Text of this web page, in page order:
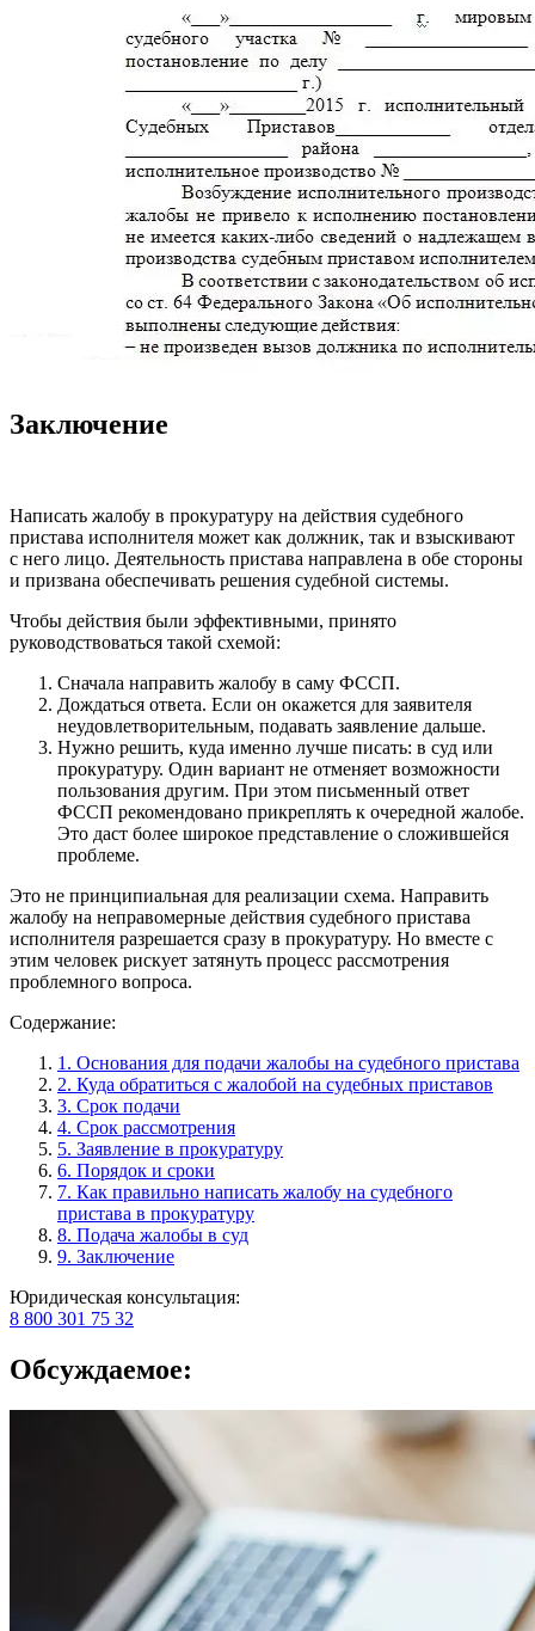
Заключение
Написать жалобу в прокуратуру на действия судебного
пристава исполнителя может как должник, так и взыскивают
с него лицо. Деятельность пристава направлена в обе стороны
и призвана обеспечивать решения судебной системы.
Чтобы действия были эффективными, принято
руководствоваться такой схемой:
Сначала направить жалобу в саму ФССП.
Дождаться ответа. Если он окажется для заявителя
неудовлетворительным, подавать заявление дальше.
Нужно решить, куда именно лучше писать: в суд или
прокуратуру. Один вариант не отменяет возможности
пользования другим. При этом письменный ответ
ФССП рекомендовано прикреплять к очередной жалобе.
Это даст более широкое представление о сложившейся
проблеме.
Это не принципиальная для реализации схема. Направить
жалобу на неправомерные действия судебного пристава
исполнителя разрешается сразу в прокуратуру. Но вместе с
этим человек рискует затянуть процесс рассмотрения
проблемного вопроса.
Содержание:
1. Основания для подачи жалобы на судебного пристава
2. Куда обратиться с жалобой на судебных приставов
3. Срок подачи
4. Срок рассмотрения
5. Заявление в прокуратуру
6. Порядок и сроки
7. Как правильно написать жалобу на судебного
пристава в прокуратуру
8. Подача жалобы в суд
9. Заключение
Юридическая консультация:
8 800 301 75 32
Обсуждаемое: